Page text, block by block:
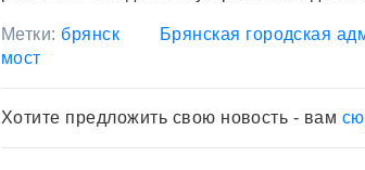
Метки: брянск Брянская городская
мост
Хотите предложить свою новость - вам